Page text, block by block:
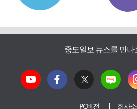
중도일보 뉴스를 만나
PC버전 회사